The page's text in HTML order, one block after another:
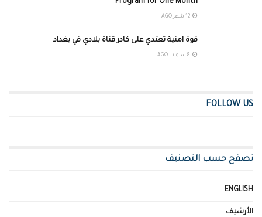
قوة امنية تعتدي على كادر قناة بلادي في بغداد
FOLLOW US
تصفح حسب التصنيف
ENGLISH
الأرشيف